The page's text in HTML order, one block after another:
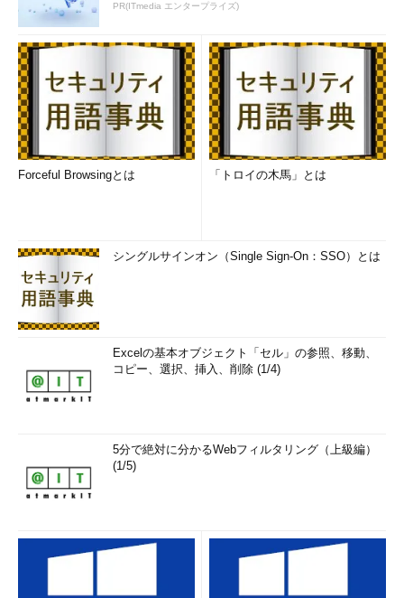
PR(ITmedia エンタープライズ)
Forceful Browsingとは 「トロイの木馬」とは
シングルサインオン（Single Sign-On：SSO）とは
Excelの基本オブジェクト「セル」の参照、移動、
コピー、選択、挿入、削除 (1/4)
5分で絶対に分かるWebフィルタリング（上級編）
(1/5)